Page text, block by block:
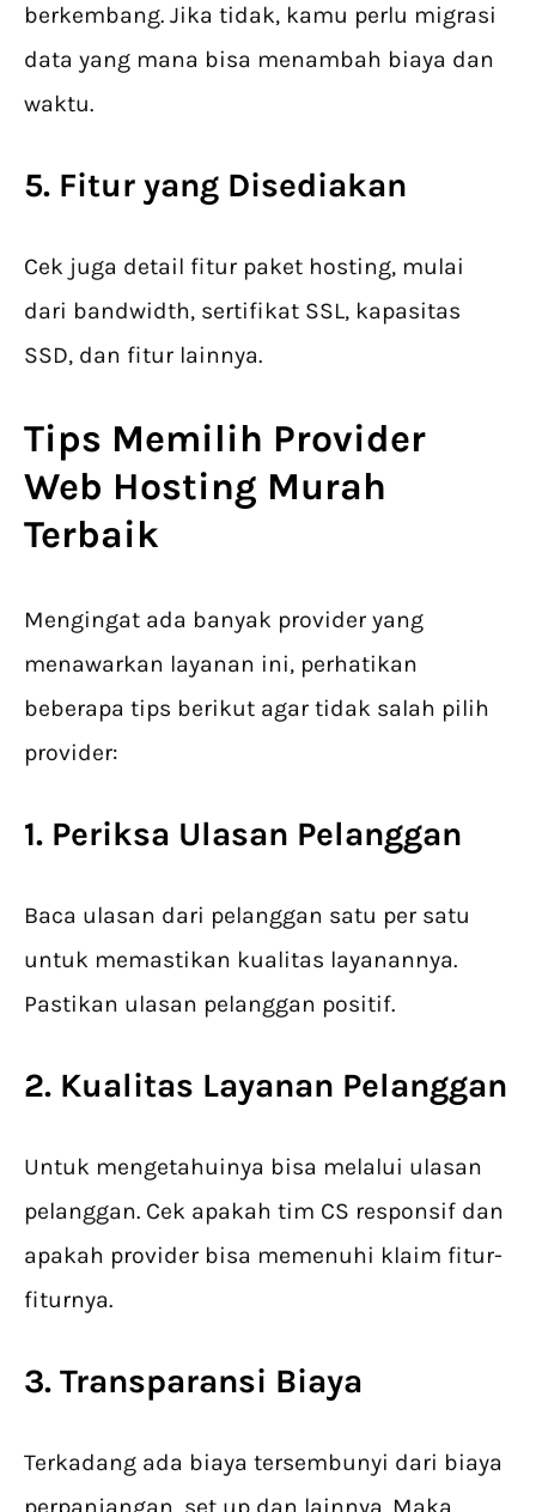
berkembang. Jika tidak, kamu perlu migrasi
data yang mana bisa menambah biaya dan
waktu.
5. Fitur yang Disediakan
Cek juga detail fitur paket hosting, mulai
dari bandwidth, sertifikat SSL, kapasitas
SSD, dan fitur lainnya.
Tips Memilih Provider
Web Hosting Murah
Terbaik
Mengingat ada banyak provider yang
menawarkan layanan ini, perhatikan
beberapa tips berikut agar tidak salah pilih
provider:
1. Periksa Ulasan Pelanggan
Baca ulasan dari pelanggan satu per satu
untuk memastikan kualitas layanannya.
Pastikan ulasan pelanggan positif.
2. Kualitas Layanan Pelanggan
Untuk mengetahuinya bisa melalui ulasan
pelanggan. Cek apakah tim CS responsif dan
apakah provider bisa memenuhi klaim fitur-
fiturnya.
3. Transparansi Biaya
Terkadang ada biaya tersembunyi dari biaya